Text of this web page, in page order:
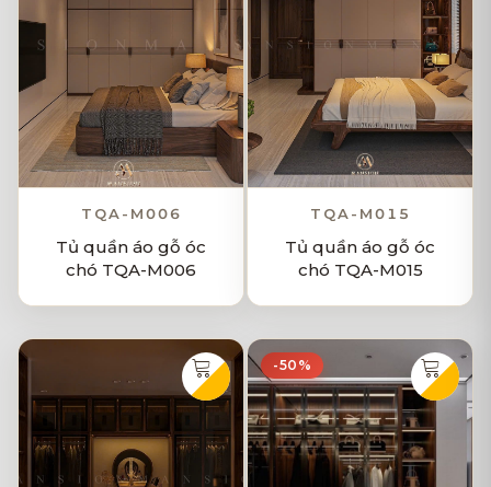
TQA-M006
Tủ quần áo gỗ óc
chó TQA-M006
TQA-M015
Tủ quần áo gỗ óc
chó TQA-M015
-50%